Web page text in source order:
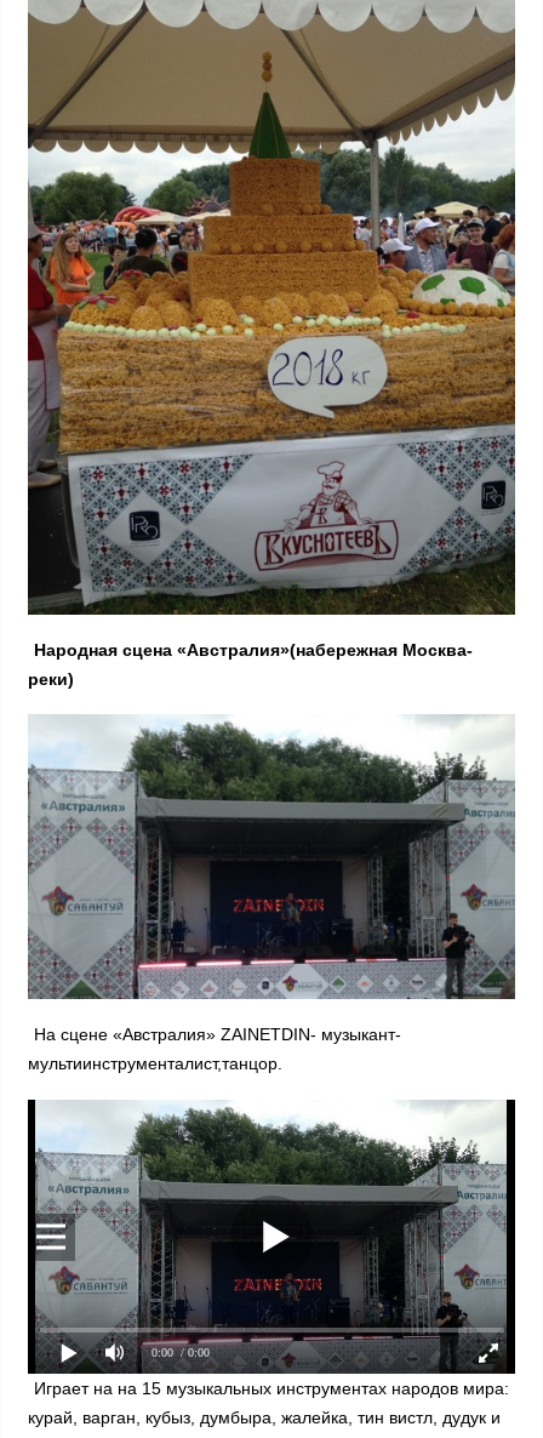
Народная сцена «Австралия»(набережная Москва-
реки)
На сцене «Австралия» ZAINETDIN- музыкант-
мультиинструменталист,танцор.
0:00 / 0:00
Играет на на 15 музыкальных инструментах народов мира:
курай, варган, кубыз, думбыра, жалейка, тин вистл, дудук и